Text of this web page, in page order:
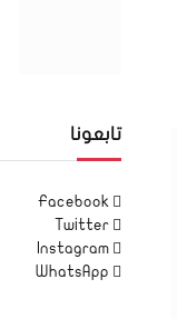
تابعونا
Facebook
Twitter
Instagram
WhatsApp